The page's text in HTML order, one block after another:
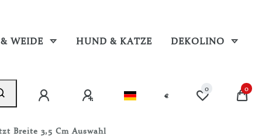
WEIDE HUND & KATZE DEKOLINO
€
0 0
Breite 3,5 Cm Auswahl